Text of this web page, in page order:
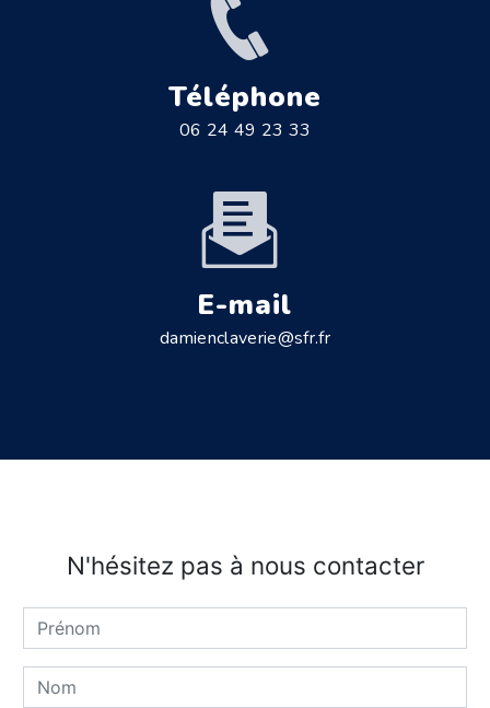
Téléphone
06 24 49 23 33
E-mail
damienclaverie@sfr.fr
N'hésitez pas à nous contacter